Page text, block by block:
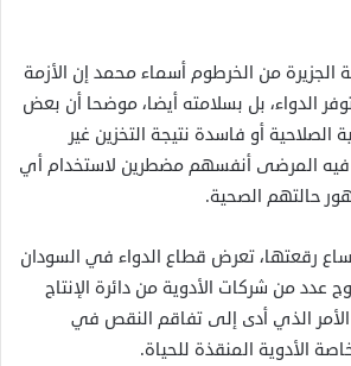
من الخرطوم أسماء محمد إن الأزمة
الدواء، بل بسلامته أيضا، موضحا أن بعض
الصلاحية أو فاسدة نتيجة التخزين غير
المرضى أنفسهم مضطرين لاستخدام أي
حالتهم الصحية.
رقعتها، تعرض قطاع الدواء في السودان
عدد من شركات الأدوية من دائرة الإنتاج
الأمر الذي أدى إلى تفاقم النقص في
الأدوية المنقذة للحياة.